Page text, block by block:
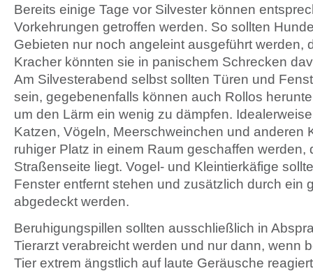
Bereits einige Tage vor Silvester können
Vorkehrungen getroffen werden. So sollten
Gebieten nur noch angeleint ausgeführt werden,
Kracher könnten sie in panischem Schrecken
Am Silvesterabend selbst sollten Türen und
sein, gegebenenfalls können auch Rollos
um den Lärm ein wenig zu dämpfen.
Katzen, Vögeln, Meerschweinchen und anderen
ruhiger Platz in einem Raum geschaffen werden,
Straßenseite liegt. Vogel- und Kleintierkäfige
Fenster entfernt stehen und zusätzlich durch ein
abgedeckt werden.
Beruhigungspillen sollten ausschließlich in
Tierarzt verabreicht werden und nur dann, wenn
Tier extrem ängstlich auf laute Geräusche